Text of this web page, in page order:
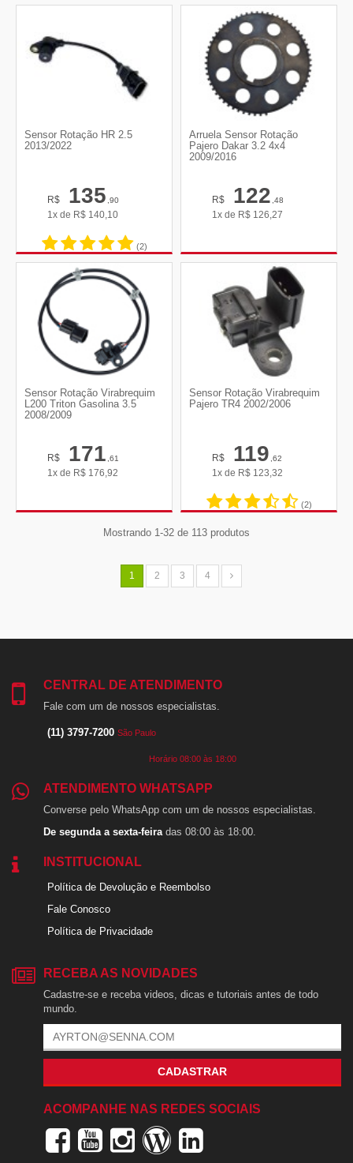
Sensor Rotação HR 2.5
2013/2022
R$ 135,90
1x de R$ 140,10
(2)
Arruela Sensor Rotação
Pajero Dakar 3.2 4x4
2009/2016
R$ 122,48
1x de R$ 126,27
Sensor Rotação Virabrequim
L200 Triton Gasolina 3.5
2008/2009
R$ 171,61
1x de R$ 176,92
Sensor Rotação Virabrequim
Pajero TR4 2002/2006
R$ 119,62
1x de R$ 123,32
(2)
Mostrando 1-32 de 113 produtos
1 2 3 4
CENTRAL DE ATENDIMENTO
Fale com um de nossos especialistas.
(11) 3797-7200 São Paulo
Horário 08:00 às 18:00
ATENDIMENTO WHATSAPP
Converse pelo WhatsApp com um de nossos especialistas.
De segunda a sexta-feiradas 08:00 às 18:00.
INSTITUCIONAL
Política de Devolução e Reembolso
Fale Conosco
Política de Privacidade
RECEBA AS NOVIDADES
Cadastre-se e receba videos, dicas e tutoriais antes de todo
mundo.
CADASTRAR
ACOMPANHE NAS REDES SOCIAIS